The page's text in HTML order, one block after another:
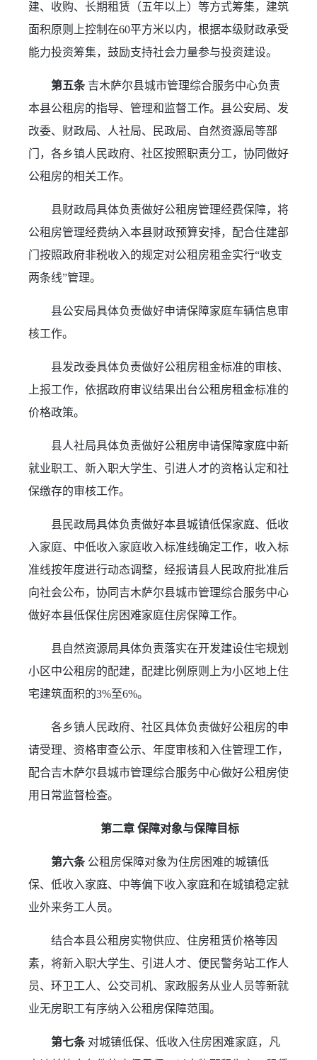
建、收购、长期租赁（五年以上）等方式筹集，建筑
面积原则上控制在60平方米以内，根据本级财政承受
能力投资筹集，鼓励支持社会力量参与投资建设。
第五条 吉木萨尔县城市管理综合服务中心负责
本县公租房的指导、管理和监督工作。县公安局、发
改委、财政局、人社局、民政局、自然资源局等部
门，各乡镇人民政府、社区按照职责分工，协同做好
公租房的相关工作。
县财政局具体负责做好公租房管理经费保障，将
公租房管理经费纳入本县财政预算安排，配合住建部
门按照政府非税收入的规定对公租房租金实行“收支
两条线”管理。
县公安局具体负责做好申请保障家庭车辆信息审
核工作。
县发改委具体负责做好公租房租金标准的审核、
上报工作，依据政府审议结果出台公租房租金标准的
价格政策。
县人社局具体负责做好公租房申请保障家庭中新
就业职工、新入职大学生、引进人才的资格认定和社
保缴存的审核工作。
县民政局具体负责做好本县城镇低保家庭、低收
入家庭、中低收入家庭收入标准线确定工作，收入标
准线按年度进行动态调整，经报请县人民政府批准后
向社会公布，协同吉木萨尔县城市管理综合服务中心
做好本县低保住房困难家庭住房保障工作。
县自然资源局具体负责落实在开发建设住宅规划
小区中公租房的配建，配建比例原则上为小区地上住
宅建筑面积的3%至6%。
各乡镇人民政府、社区具体负责做好公租房的申
请受理、资格审查公示、年度审核和入住管理工作，
配合吉木萨尔县城市管理综合服务中心做好公租房使
用日常监督检查。
第二章 保障对象与保障目标
第六条 公租房保障对象为住房困难的城镇低
保、低收入家庭、中等偏下收入家庭和在城镇稳定就
业外来务工人员。
结合本县公租房实物供应、住房租赁价格等因
素，将新入职大学生、引进人才、便民警务站工作人
员、环卫工人、公交司机、家政服务从业人员等新就
业无房职工有序纳入公租房保障范围。
第七条 对城镇低保、低收入住房困难家庭，凡